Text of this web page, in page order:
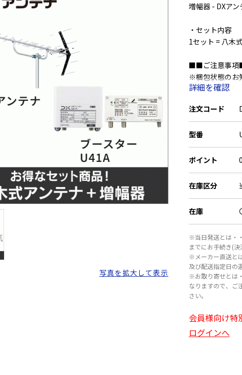
増幅器 - DXア
・セット内容
1セット = 八木
■■ご注意事
※梱包状態の
その他一緒に
予めご了承くだ
詳細を確認
注文コード
型番
ポイント
在庫区分
在庫
※当日発送とは・
までにお手続き(
※メーカー直送と
及び配送指定日の
※お取り寄せとは
なりますので、ご
さい。
会員様向け特
ログインへ
写真を拡大して表示